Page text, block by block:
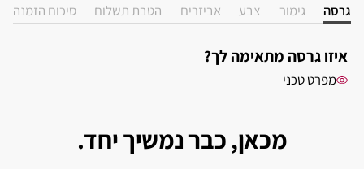
בחירת רמת גימור
גרסה גימור צבע אביזרים הטבת תשלום סיכום הזמנה
איזו גרסה מתאימה לך?
מפרט טכני
מכאן, כבר נמשיך יחד.